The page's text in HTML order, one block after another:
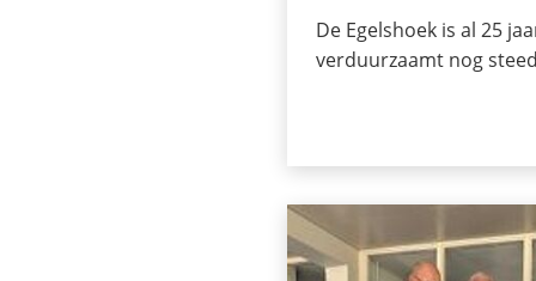
De Egelshoek is al 25
verduurzaamt nog